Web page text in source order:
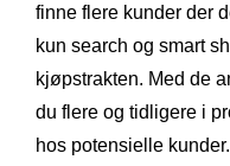
finne flere kunder der
kun search og smart
kjøpstrakten. Med de
du flere og tidligere i
hos potensielle